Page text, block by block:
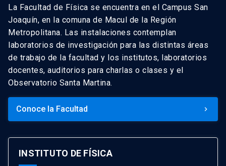
La Facultad de Física se encuentra en el Campus San
Joaquín, en la comuna de Macul de la Región
Metropolitana. Las instalaciones contemplan
laboratorios de investigación para las distintas áreas
de trabajo de la facultad y los institutos, laboratorios
docentes, auditorios para charlas o clases y el
Observatorio Santa Martina.
Conoce la Facultad keyboard_arrow_right
INSTITUTO DE FÍSICA